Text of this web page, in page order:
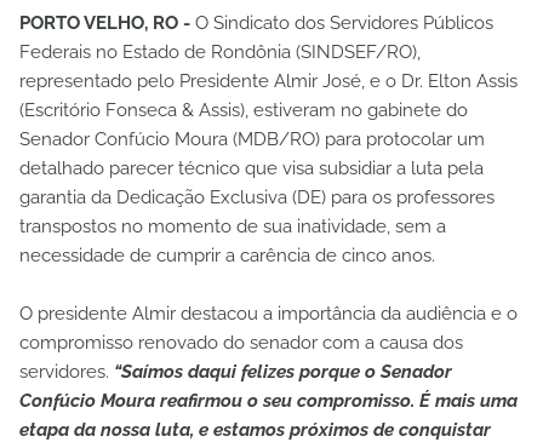
PORTO VELHO, RO - O Sindicato dos Servidores Públicos
Federais no Estado de Rondônia (SINDSEF/RO),
representado pelo Presidente Almir José, e o Dr. Elton Assis
(Escritório Fonseca & Assis), estiveram no gabinete do
Senador Confúcio Moura (MDB/RO) para protocolar um
detalhado parecer técnico que visa subsidiar a luta pela
garantia da Dedicação Exclusiva (DE) para os professores
transpostos no momento de sua inatividade, sem a
necessidade de cumprir a carência de cinco anos.
​O presidente Almir destacou a importância da audiência e o
compromisso renovado do senador com a causa dos
servidores. “Saímos daqui felizes porque o Senador
Confúcio Moura reafirmou o seu compromisso. É mais uma
etapa da nossa luta, e estamos próximos de conquistar